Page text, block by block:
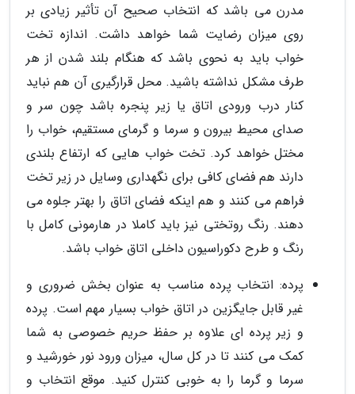
مدرن می باشد که انتخاب صحیح آن تأثیر زیادی بر
روی میزان رضایت شما خواهد داشت. اندازه تخت
خواب باید به نحوی باشد که هنگام بلند شدن از هر
طرف مشکل نداشته باشید. محل قرارگیری آن هم نباید
کنار درب ورودی اتاق یا زیر پنجره باشد چون سر و
صدای محیط بیرون و سرما و گرمای مستقیم، خواب را
مختل خواهد کرد. تخت خواب هایی که ارتفاع بلندی
دارند هم فضای کافی برای نگهداری وسایل در زیر تخت
فراهم می کنند و هم اینکه فضای اتاق را بهتر جلوه می
دهند. رنگ روتختی نیز باید کاملا در هارمونی کامل با
رنگ و طرح دکوراسیون داخلی اتاق خواب باشد.
پرده: انتخاب پرده مناسب به عنوان بخش ضروری و
غیر قابل جایگزین در اتاق خواب بسیار مهم است. پرده
و زیر پرده ای علاوه بر حفظ حریم خصوصی به شما
کمک می کنند تا در کل سال، میزان ورود نور خورشید و
سرما و گرما را به خوبی کنترل کنید. موقع انتخاب و